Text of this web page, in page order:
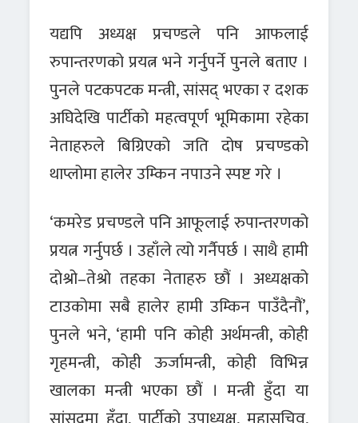
यद्यपि अध्यक्ष प्रचण्डले पनि आफलाई
रुपान्तरणको प्रयत्न भने गर्नुपर्ने पुनले बताए ।
पुनले पटकपटक मन्त्री, सांसद् भएका र दशक
अघिदेखि पार्टीको महत्वपूर्ण भूमिकामा रहेका
नेताहरुले बिग्रिएको जति दोष प्रचण्डको
थाप्लोमा हालेर उम्किन नपाउने स्पष्ट गरे ।
‘कमरेड प्रचण्डले पनि आफूलाई रुपान्तरणको
प्रयत्न गर्नुपर्छ । उहाँले त्यो गर्नैपर्छ । साथै हामी
दोश्रो–तेश्रो तहका नेताहरु छौं । अध्यक्षको
टाउकोमा सबै हालेर हामी उम्किन पाउँदैनौं’,
पुनले भने, ‘हामी पनि कोही अर्थमन्त्री, कोही
गृहमन्त्री, कोही ऊर्जामन्त्री, कोही विभिन्न
खालका मन्त्री भएका छौं । मन्त्री हुँदा या